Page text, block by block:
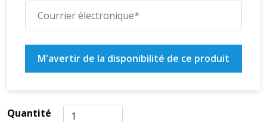
M'avertir de la disponibilité de ce produit
Quantité